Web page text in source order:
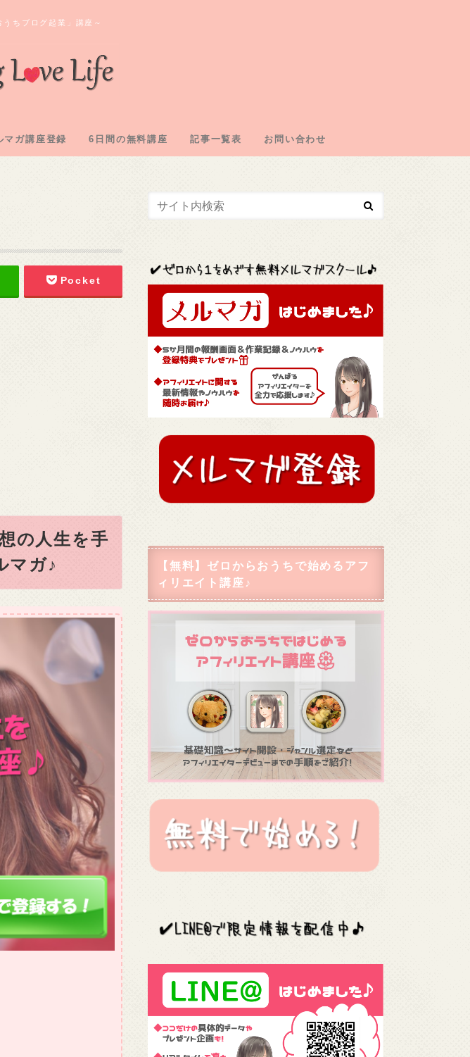
ちブログ起業」講座～
マガ講座登録 6日間の無料講座 記事一覧表 お問い合わせ
Pocket
の人生を手
マガ♪
【無料】ゼロからおうちで始めるアフ
ィリエイト講座♪